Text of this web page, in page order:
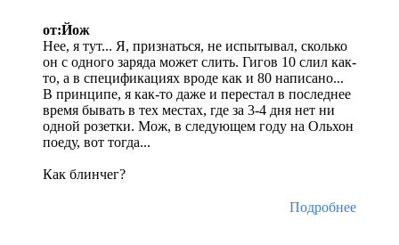
от:Йож
Нее, я тут... Я, признаться, не испытывал, сколько
он с одного заряда может слить. Гигов 10 слил как-
то, а в спецификациях вроде как и 80 написано...
В принципе, я как-то даже и перестал в последнее
время бывать в тех местах, где за 3-4 дня нет ни
одной розетки. Мож, в следующем году на Ольхон
поеду, вот тогда...
Как блинчег?
Подробнее